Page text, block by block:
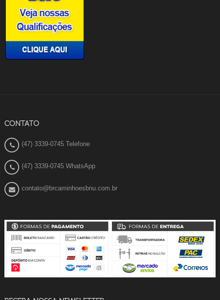
CONTATO
(47) 3339-0745 Telefone
(47) 3339-0745 WhatsApp
contato@brcaminhoesbnu.com.br